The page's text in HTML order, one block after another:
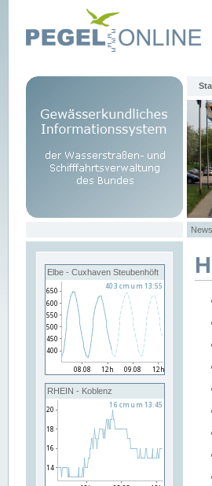
Elbe - Cuxhaven Steubenhöft
RHEIN - Koblenz